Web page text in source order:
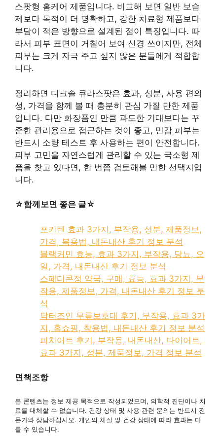
스팟형 홈케어 제품입니다. 비교해 보면 일반 보습
제보다 목적이 더 명확하고, 강한 치료형 제품보다
부담이 적은 방향으로 설계된 점이 특징입니다. 따
라서 피부 표면이 거칠어 보여 신경 쓰이지만, 전체
피부는 크게 자극 주고 싶지 않은 분들에게 적합합
니다.
정리하면 디크솔 큐라스팟은 효과, 성분, 사용 편의
성, 가격을 함께 볼 때 충분히 관심 가질 만한 제품
입니다. 다만 화장품인 만큼 과도한 기대보다는 꾸
준한 관리용으로 접근하는 것이 좋고, 민감 피부는
반드시 소량 테스트 후 사용하는 편이 안전합니다.
피부 고민을 자연스럽게 관리할 수 있는 국소형 제
품을 찾고 있다면, 한 번쯤 검토해볼 만한 선택지입
니다.
☆함께보면 좋은 글☆
포키텐 효과 3가지, 부작용, 성분, 제품정보,
가격, 복용법, 내돈내산 후기 정보 분석
블랙커민 효능, 효과 3가지, 부작용, 당뇨, 오
일, 가격, 내돈내산 후기 정보 분석
스페디콘정 약국, 구매, 효능, 효과 3가지, 부
작용, 제품정보, 가격, 내돈내산 후기 정보 분
석
닥터조인 무릎보호대 후기, 부작용, 효과 3가
지, 홈쇼핑, 착용법, 내돈내산 후기 정보 분석
피치어트 후기, 부작용, 내돈내산, 다이어트,
효과 3가지, 성분, 제품정보, 가격 정보 분석
면책조항
본 콘텐츠는 정보 제공 목적으로 작성되었으며, 의학적 진단이나 치
료를 대체할 수 없습니다. 건강 상태 및 사용 관련 문의는 반드시 전
문가와 상담하십시오. 개인의 체질 및 건강 상태에 따라 효과는 다
를 수 있습니다.